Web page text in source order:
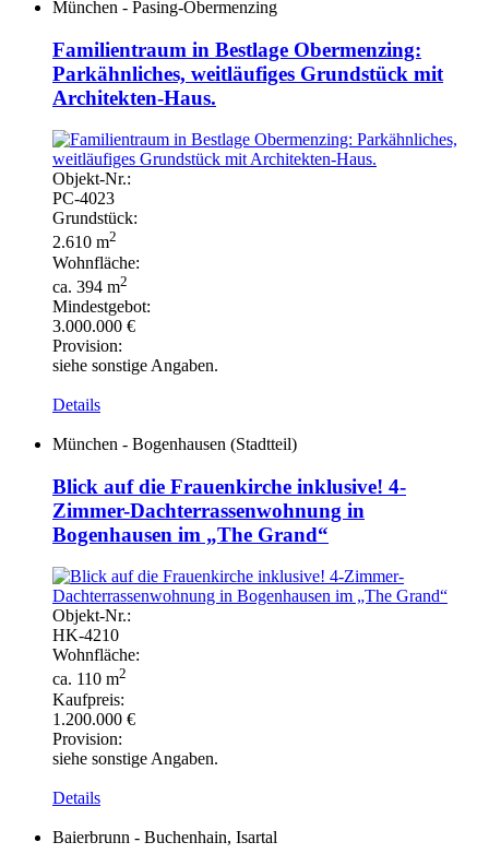
München - Pasing-Obermenzing
Familientraum in Bestlage Obermenzing:
Parkähnliches, weitläufiges Grundstück mit
Architekten-Haus.
Objekt-Nr.:
PC-4023
Grundstück:
2.610 m2
Wohnfläche:
ca. 394 m2
Mindestgebot:
3.000.000 €
Provision:
siehe sonstige Angaben.
Details
München - Bogenhausen (Stadtteil)
Blick auf die Frauenkirche inklusive! 4-
Zimmer-Dachterrassenwohnung in
Bogenhausen im „The Grand“
Objekt-Nr.:
HK-4210
Wohnfläche:
ca. 110 m2
Kaufpreis:
1.200.000 €
Provision:
siehe sonstige Angaben.
Details
Baierbrunn - Buchenhain, Isartal